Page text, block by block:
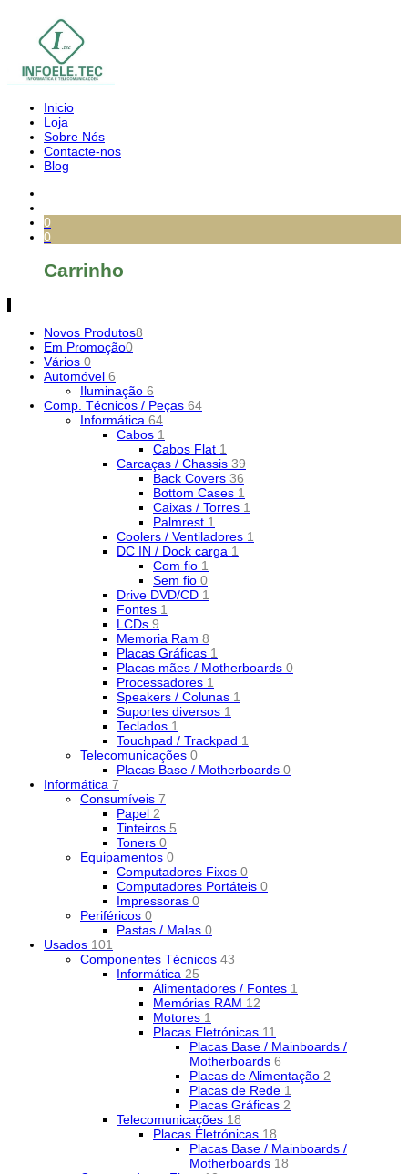
Inicio
Loja
Sobre Nós
Contacte-nos
Blog
0
0
Carrinho
Novos Produtos8
Em Promoção0
Vários 0
Automóvel 6
Iluminação 6
Comp. Técnicos / Peças 64
Informática 64
Cabos 1
Cabos Flat 1
Carcaças / Chassis 39
Back Covers 36
Bottom Cases 1
Caixas / Torres 1
Palmrest 1
Coolers / Ventiladores 1
DC IN / Dock carga 1
Com fio 1
Sem fio 0
Drive DVD/CD 1
Fontes 1
LCDs 9
Memoria Ram 8
Placas Gráficas 1
Placas mães / Motherboards 0
Processadores 1
Speakers / Colunas 1
Suportes diversos 1
Teclados 1
Touchpad / Trackpad 1
Telecomunicações 0
Placas Base / Motherboards 0
Informática 7
Consumíveis 7
Papel 2
Tinteiros 5
Toners 0
Equipamentos 0
Computadores Fixos 0
Computadores Portáteis 0
Impressoras 0
Periféricos 0
Pastas / Malas 0
Usados 101
Componentes Técnicos 43
Informática 25
Alimentadores / Fontes 1
Memórias RAM 12
Motores 1
Placas Eletrónicas 11
Placas Base / Mainboards /
Motherboards 6
Placas de Alimentação 2
Placas de Rede 1
Placas Gráficas 2
Telecomunicações 18
Placas Eletrónicas 18
Placas Base / Mainboards /
Motherboards 18